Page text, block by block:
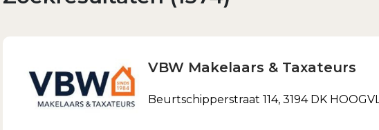
VBW Makelaars & Taxateurs
Beurtschipperstraat 114, 3194 DK